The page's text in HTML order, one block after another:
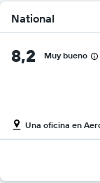
National
8,2 Muy bueno
Una oficina en